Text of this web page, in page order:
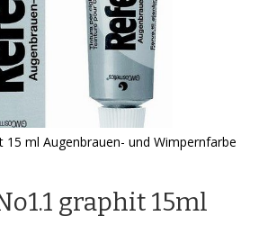
15 ml Augenbrauen- und Wimpernfarbe
graphit 15ml